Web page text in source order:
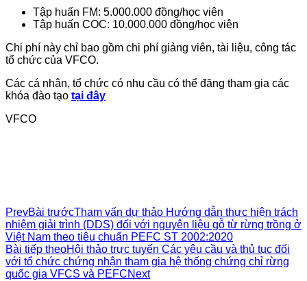
Tập huấn FM: 5.000.000 đồng/học viên
Tập huấn COC: 10.000.000 đồng/học viên
Chi phí này chỉ bao gồm chi phí giảng viên, tài liệu, công tác
tổ chức của VFCO.
Các cá nhân, tổ chức có nhu cầu có thể đăng tham gia các
khóa đào tạo tại đây
VFCO
PrevBài trướcTham vấn dự thảo Hướng dẫn thực hiện trách
nhiệm giải trình (DDS) đối với nguyên liệu gỗ từ rừng trồng ở
Việt Nam theo tiêu chuẩn PEFC ST 2002:2020
Bài tiếp theoHội thảo trực tuyến Các yêu cầu và thủ tục đối
với tổ chức chứng nhận tham gia hệ thống chứng chỉ rừng
quốc gia VFCS và PEFCNext